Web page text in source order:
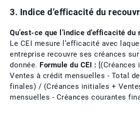
3. Indice d’efficacité du
Qu’est-ce que l’indice d’efficacité du
Le CEI mesure l’efficacité avec
entreprise recouvre ses créances
donnée. Formule du CEI : [(Créances
Ventes à crédit mensuelles - Total
finales) / (Créances initiales +
mensuelles - Créances courantes